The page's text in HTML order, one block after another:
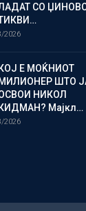
СО
2026
Е МОЌНИОТ
ШТО
НИКОЛ
Мајкл…
2026